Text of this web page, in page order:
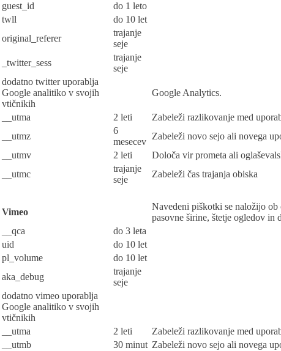
guest_id
do 1 leto
twll
do 10 let
original_referer
trajanje
seje
_twitter_sess
trajanje
seje
dodatno twitter uporablja
Google analitiko v svojih
vtičnikih
Google Analytics.
__utma 2 leti
Zabeleži razlikovanje med
__utmz
6
mesecev
Zabeleži novo sejo ali novega
__utmv
2 leti
Določa vir prometa ali
__utmc
trajanje
seje
Zabeleži čas trajanja obiska
Vimeo
Navedeni piškotki se naložijo
pasovne širine, štetje ogledov
__qca
do 3 leta
uid
do 10 let
pl_volume
do 10 let
aka_debug
trajanje
seje
dodatno vimeo uporablja
Google analitiko v svojih
vtičnikih
__utma
2 leti
Zabeleži razlikovanje med
__utmb
30 minut Zabeleži novo sejo ali novega